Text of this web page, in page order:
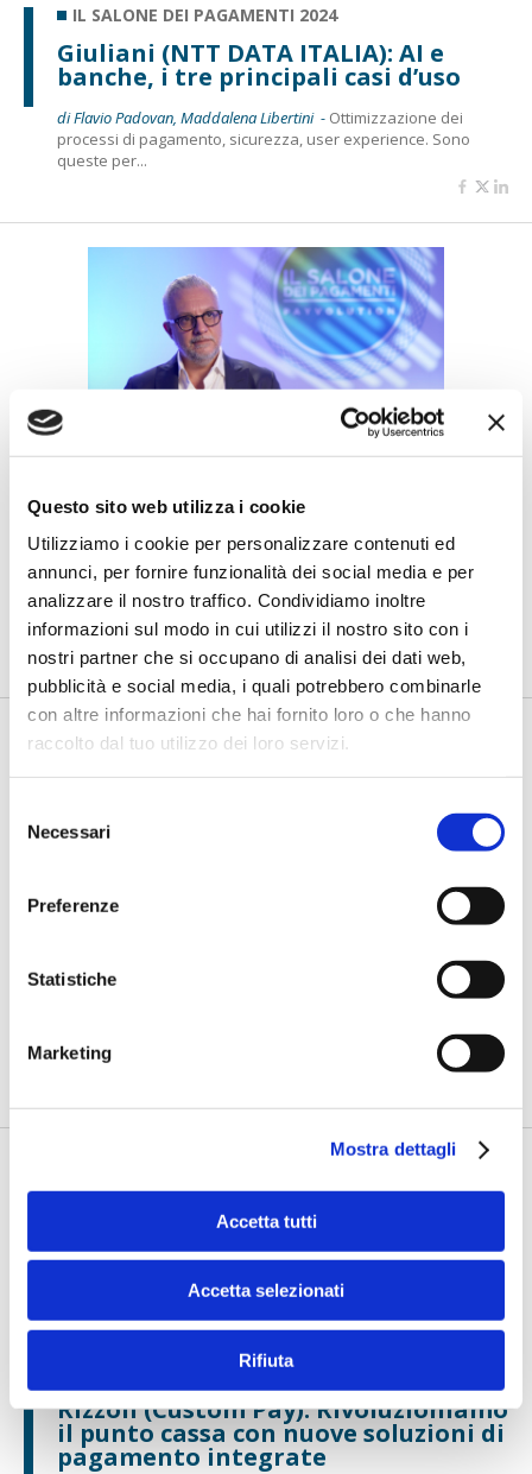
Questo sito web utilizza i cookie
Utilizziamo i cookie per personalizzare contenuti ed
annunci, per fornire funzionalità dei social media e per
analizzare il nostro traffico. Condividiamo inoltre
informazioni sul modo in cui utilizzi il nostro sito con i
nostri partner che si occupano di analisi dei dati web,
pubblicità e social media, i quali potrebbero combinarle
con altre informazioni che hai fornito loro o che hanno
raccolto dal tuo utilizzo dei loro servizi.
delNecessari
Preferenze
Statistiche
Marketing
Mostra dettagli
Accetta tutti
Accetta selezionati
Rifiuta
IL SALONE DEI PAGAMENTI 2024
Giuliani (NTT DATA ITALIA): AI e
banche, i tre principali casi d’uso
di Flavio Padovan, Maddalena Libertini - Ottimizzazione dei
processi di pagamento, sicurezza, user experience. Sono
queste per...
Temporiti (Flowe): Embedded
strategia di sviluppo
di Flavio Padovan, Maddalena Libertini -“Flowe si sta
riposizionando puntando su servizi e prodotti di pagamento
nell’ambito ...
Renna (comforte): La cybersecurity
di Flavio Padovan, Maddalena Libertini -
Per gli istituti bancari,
finanziari e tutte le società che interagiscono nell'ecosis...
IL SALONE DEI PAGAMENTI 2024
Rizzoli (Custom Pay): Rivoluzioniamo
il punto cassa con nuove soluzioni di
pagamento integrate